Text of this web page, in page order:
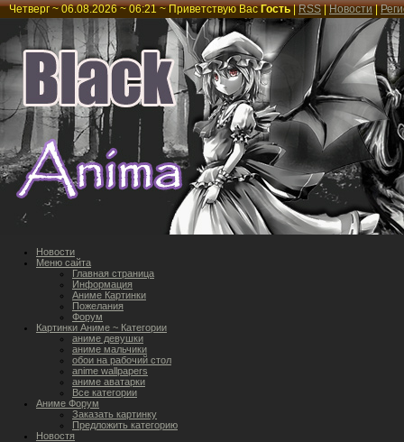
Четверг ~ 06.08.2026 ~ 06:21 ~Приветствую Вас Гость|RSS|Новости|
Новости
Меню сайта
Главная страница
Информация
Аниме Картинки
Пожелания
Форум
Картинки Аниме ~ Категории
аниме девушки
аниме мальчики
обои на рабочий стол
anime wallpapers
аниме аватарки
Все категории
Аниме Форум
Заказать картинку
Предложить категорию
Новостя